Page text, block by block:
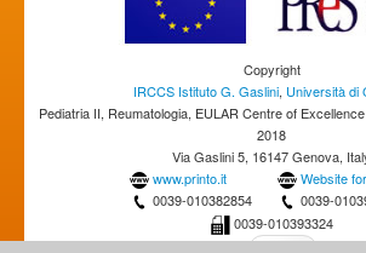
Copyright
IRCCS Istituto G. Gaslini, Università di
Pediatria II, Reumatologia, EULAR Centre of
2018
Via Gaslini 5, 16147 Genova,
www.printo.it
Website
0039-010382854
0039-
0039-010393324